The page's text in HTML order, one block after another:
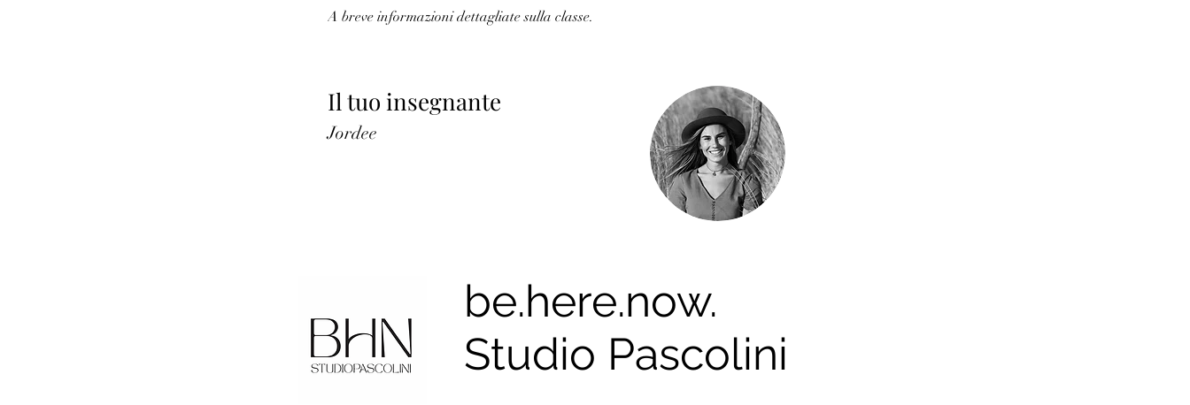
A breve informazioni dettagliate sulla classe.
Il tuo insegnante
Jordee
be.here.now.
Studio Pascolini